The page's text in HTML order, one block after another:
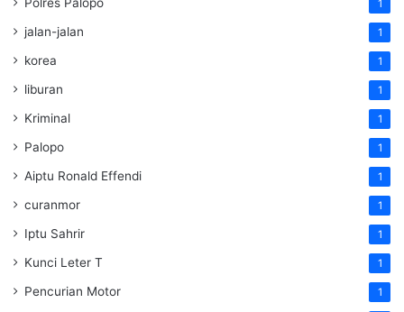
Polres Palopo 1
jalan-jalan 1
korea 1
liburan 1
Kriminal 1
Palopo 1
Aiptu Ronald Effendi 1
curanmor 1
Iptu Sahrir 1
Kunci Leter T 1
Pencurian Motor 1